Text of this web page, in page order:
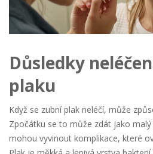
Důsledky
plaku
Když se zubní plak neléčí, může
Zpočátku se to může zdát jako
mohou vyvinout komplikace, které